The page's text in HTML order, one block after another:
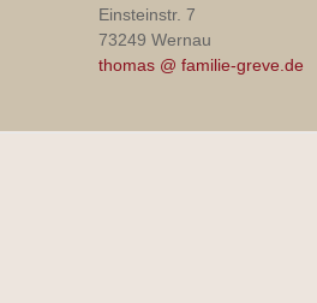
Einsteinstr. 7
73249 Wernau
thomas @ familie-greve.de